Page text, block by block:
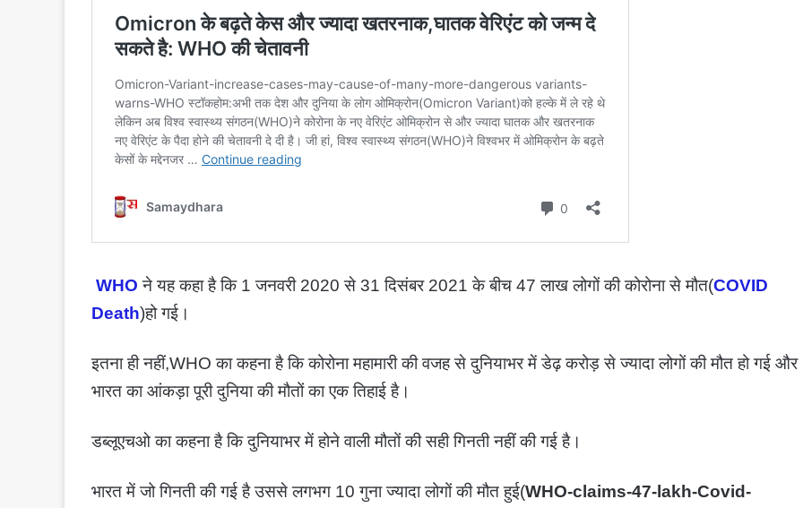
WHOने यह कहा है कि 1 जनवरी 2020 से 31 दिसंबर 2021 के बीच 47 लाख लोगों की कोरोना से मौत(COVID
Death)हो गई।
इतना ही नहीं,WHO का कहना है कि कोरोना महामारी की वजह से दुनियाभर में डेढ़ करोड़ से ज्यादा लोगों की मौत हो गई और
भारत का आंकड़ा पूरी दुनिया की मौतों का एक तिहाई है।
डब्लूएचओ का कहना है कि दुनियाभर में होने वाली मौतों की सही गिनती नहीं की गई है।
भारत में जो गिनती की गई है उससे लगभग 10 गुना ज्यादा लोगों की मौत हुई(WHO-claims-47-lakh-Covid-